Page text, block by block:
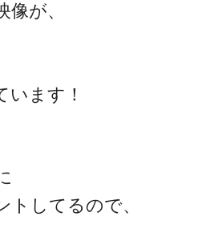
が、
います！
トしてるので、